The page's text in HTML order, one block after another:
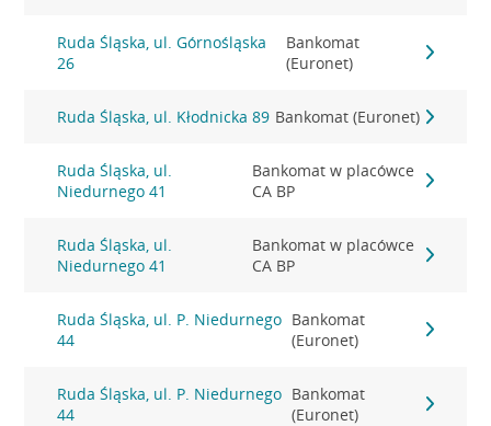
Ruda Śląska, ul. Górnośląska
26
Bankomat
(Euronet)
Ruda Śląska, ul. Kłodnicka 89 Bankomat (Euronet)
Ruda Śląska, ul.
Niedurnego 41
Bankomat w placówce
CA BP
Ruda Śląska, ul.
Niedurnego 41
Bankomat w placówce
CA BP
Ruda Śląska, ul. P. Niedurnego
44
Bankomat
(Euronet)
Ruda Śląska, ul. P. Niedurnego
44
Bankomat
(Euronet)